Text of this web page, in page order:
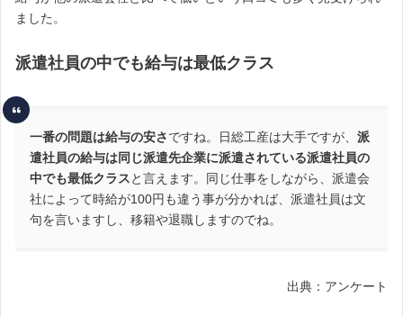
ました。
派遣社員の中でも給与は最低クラス
一番の問題は給与の安さですね。日総工産は大手ですが、 派
遣社員の給与は同じ派遣先企業に派遣されている派遣社員の
中でも最低クラスと言えます。同じ仕事をしながら、派遣会
社によって時給が100円も違う事が分かれば、派遣社員は文
句を言いますし、移籍や退職しますのでね。
出典：アンケート